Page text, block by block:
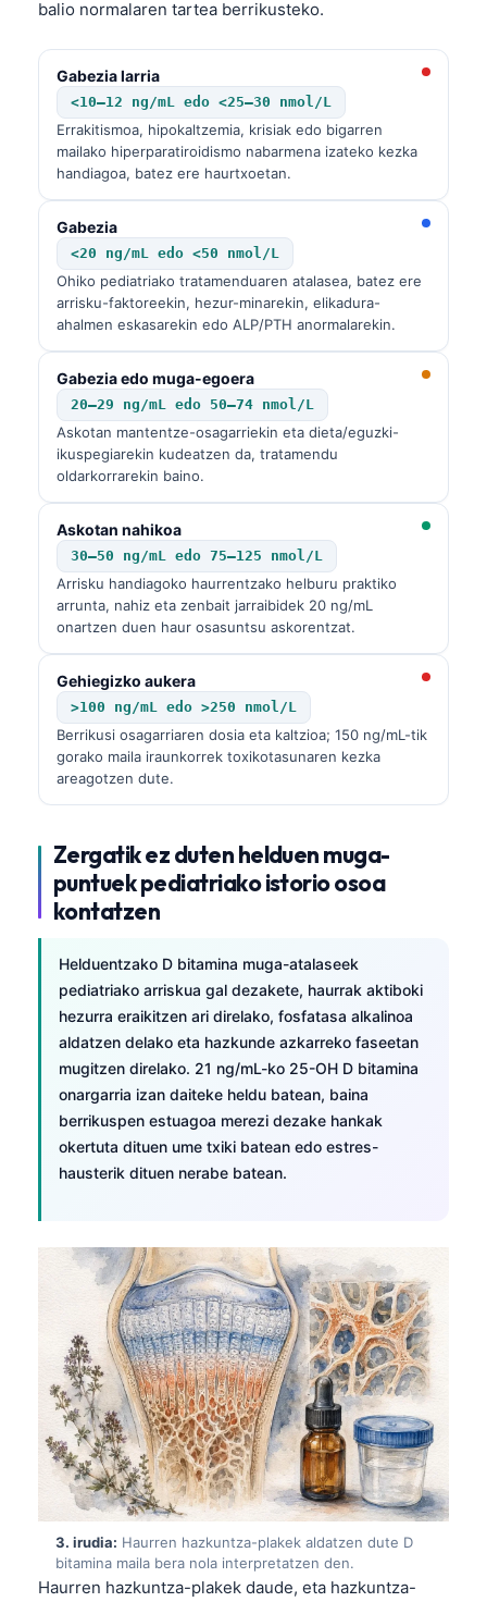
balio normalaren tartea berrikusteko.
Gabezia larria
<10–12 ng/mL edo <25–30 nmol/L
Errakitismoa, hipokaltzemia, krisiak edo bigarren
mailako hiperparatiroidismo nabarmena izateko kezka
handiagoa, batez ere haurtxoetan.
Gabezia
<20 ng/mL edo <50 nmol/L
Ohiko pediatriako tratamenduaren atalasea, batez ere
arrisku-faktoreekin, hezur-minarekin, elikadura-
ahalmen eskasarekin edo ALP/PTH anormalarekin.
Gabezia edo muga-egoera
20–29 ng/mL edo 50–74 nmol/L
Askotan mantentze-osagarriekin eta dieta/eguzki-
ikuspegiarekin kudeatzen da, tratamendu
oldarkorrarekin baino.
Askotan nahikoa
30–50 ng/mL edo 75–125 nmol/L
Arrisku handiagoko haurrentzako helburu praktiko
arrunta, nahiz eta zenbait jarraibidek 20 ng/mL
onartzen duen haur osasuntsu askorentzat.
Gehiegizko aukera
>100 ng/mL edo >250 nmol/L
Berrikusi osagarriaren dosia eta kaltzioa; 150 ng/mL-tik
gorako maila iraunkorrek toxikotasunaren kezka
areagotzen dute.
Zergatik ez duten helduen muga-
puntuek pediatriako istorio osoa
kontatzen
Helduentzako D bitamina muga-atalaseek
pediatriako arriskua gal dezakete, haurrak aktiboki
hezurra eraikitzen ari direlako, fosfatasa alkalinoa
aldatzen delako eta hazkunde azkarreko faseetan
mugitzen direlako. 21 ng/mL-ko 25-OH D bitamina
onargarria izan daiteke heldu batean, baina
berrikuspen estuagoa merezi dezake hankak
okertuta dituen ume txiki batean edo estres-
hausterik dituen nerabe batean.
3. irudia: Haurren hazkuntza-plakek aldatzen dute D
bitamina maila bera nola interpretatzen den.
Haurren hazkuntza-plakek daude, eta hazkuntza-